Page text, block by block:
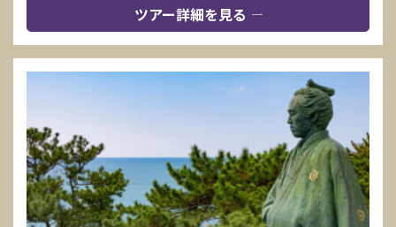
ツアー詳細を見る